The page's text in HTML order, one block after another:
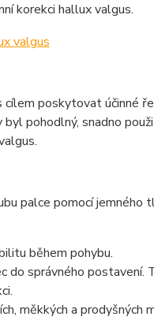
korekci hallux valgus.
poskytovat účinné
pohodlný, snadno
palce pomocí jemného
během pohybu.
do správného postavení.
měkkých a prodyšných